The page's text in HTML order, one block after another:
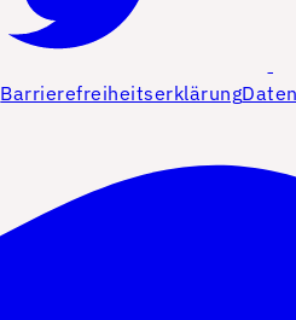
Barrierefreiheitserklärung